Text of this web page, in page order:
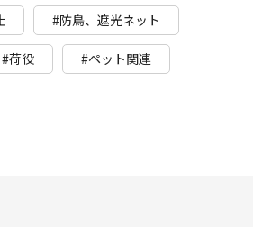
#防鳥、遮光ネット
#荷役 #ペット関連